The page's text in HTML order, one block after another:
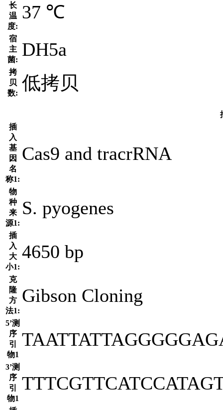
长
温
度:
37 ℃
宿
主
菌: DH5a
拷
贝
数: 低拷贝
插
入
基
因
名
称1:
Cas9 and tracrRNA
物
种
来
源1:
S. pyogenes
插
入
大
小1:
4650 bp
克
隆
方
法1:
Gibson Cloning
5’测
序
引
物1
3’测
序
引
物1